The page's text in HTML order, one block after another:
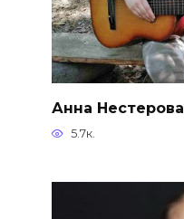
Анна Нестерова
5.7к.